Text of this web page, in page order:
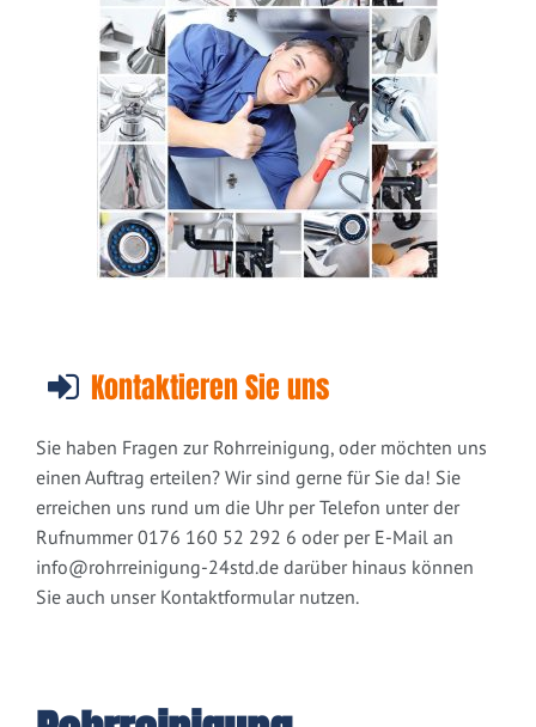
Kontaktieren Sie uns
Sie haben Fragen zur Rohrreinigung, oder möchten uns
einen Auftrag erteilen? Wir sind gerne für Sie da! Sie
erreichen uns rund um die Uhr per Telefon unter der
Rufnummer 0176 160 52 292 6 oder per E-Mail an
info@rohrreinigung-24std.de darüber hinaus können
Sie auch unser Kontaktformular nutzen.